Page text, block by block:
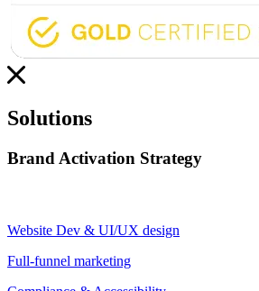
Solutions
Brand Activation Strategy
Website Dev & UI/UX design
Full-funnel marketing